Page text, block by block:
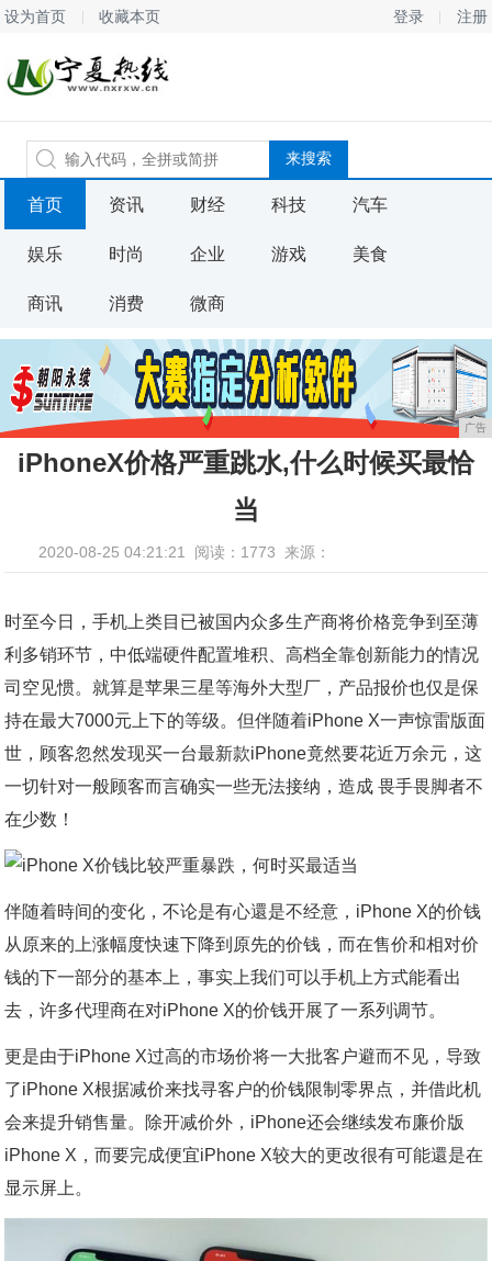
设为首页 收藏本页 登录 注册
首页 资讯 财经 科技 汽车
娱乐 时尚 企业 游戏 美食
商讯 消费 微商
广告
iPhoneX价格严重跳水,什么时候买最恰
当
2020-08-25 04:21:21 阅读：1773 来源：
时至今日，手机上类目已被国内众多生产商将价格竞争到至薄
利多销环节，中低端硬件配置堆积、高档全靠创新能力的情况
司空见惯。就算是苹果三星等海外大型厂，产品报价也仅是保
持在最大7000元上下的等级。但伴随着iPhone X一声惊雷版面
世，顾客忽然发现买一台最新款iPhone竟然要花近万余元，这
一切针对一般顾客而言确实一些无法接纳，造成 畏手畏脚者不
在少数！
伴随着時间的变化，不论是有心還是不经意，iPhone X的价钱
从原来的上涨幅度快速下降到原先的价钱，而在售价和相对价
钱的下一部分的基本上，事实上我们可以手机上方式能看出
去，许多代理商在对iPhone X的价钱开展了一系列调节。
更是由于iPhone X过高的市场价将一大批客户避而不见，导致
了iPhone X根据减价来找寻客户的价钱限制零界点，并借此机
会来提升销售量。除开减价外，iPhone还会继续发布廉价版
iPhone X，而要完成便宜iPhone X较大的更改很有可能還是在
显示屏上。